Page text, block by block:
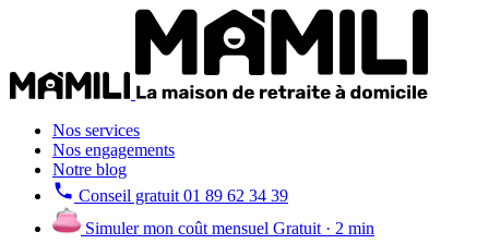
Nos services
Nos engagements
Notre blog
Conseil gratuit 01 89 62 34 39
Simuler mon coût mensuel Gratuit · 2 min